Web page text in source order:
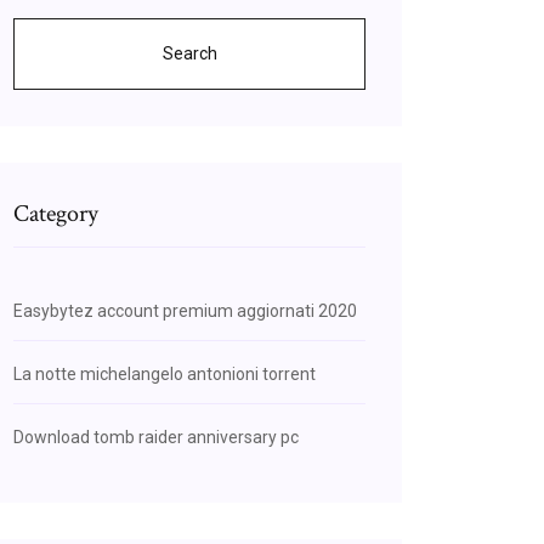
Search
Category
Easybytez account premium aggiornati 2020
La notte michelangelo antonioni torrent
Download tomb raider anniversary pc